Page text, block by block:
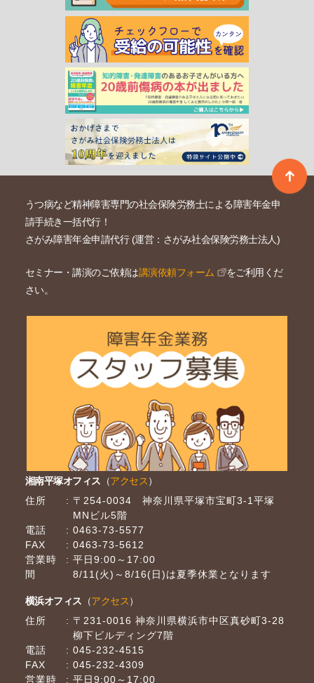
うつ病など精神障害専門の社会保険労務士による障害年金申
請手続き一括代行！
さがみ障害年金申請代行 (運営：さがみ社会保険労務士法人)
セミナー・講演のご依頼は講演依頼フォーム
をご利用くだ
さい。
湘南平塚オフィス （アクセス）
住所
〒254-0034 神奈川県平塚市宝町3-1平塚
MNビル5階
電話
0463-73-5577
FAX
0463-73-5612
営業時
間
平日9:00～17:00
8/11(火)～8/16(日)は夏季休業となります
横浜オフィス （アクセス）
住所
〒231-0016 神奈川県横浜市中区真砂町3-28
柳下ビルディング7階
電話
045-232-4515
FAX
045-232-4309
営業時
平日9:00～17:00